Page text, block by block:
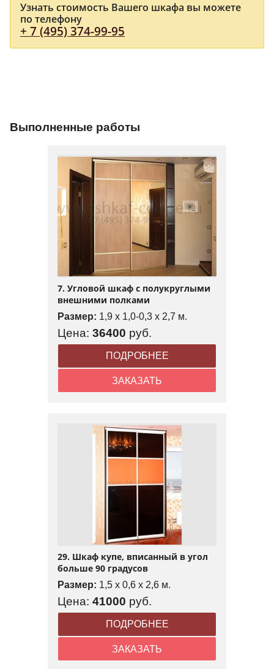
Узнать стоимость Вашего шкафа вы можете
по телефону
+ 7 (495) 374-99-95
Выполненные работы
7. Угловой шкаф с полукруглыми
внешними полками
Размер: 1,9 x 1,0-0,3 x 2,7 м.
Цена: 36400 руб.
ПОДРОБНЕЕ
ЗАКАЗАТЬ
29. Шкаф купе, вписанный в угол
больше 90 градусов
Размер: 1,5 x 0,6 x 2,6 м.
Цена: 41000 руб.
ПОДРОБНЕЕ
ЗАКАЗАТЬ